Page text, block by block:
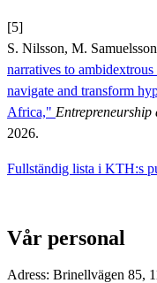
[5]
S. Nilsson, M.
narratives to
navigate and transform
Africa,"
2026.
Fullständig lista i KTH:s
Vår personal
Adress: Brinellvägen 85,